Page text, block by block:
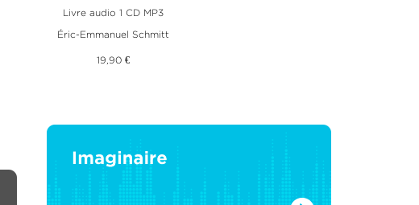
Livre audio 3 CD MP3
Jorge Amado
30,90 €
Livre audio 1 CD MP3
Éric-Emmanuel Schmitt
19,90 €